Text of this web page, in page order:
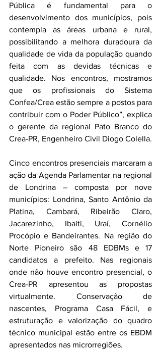
Pública é fundamental para o
desenvolvimento dos municípios, pois
contempla as áreas urbana e rural,
possibilitando a melhora duradoura da
qualidade de vida da população quando
feita com as devidas técnicas e
qualidade. Nos encontros, mostramos
que os profissionais do Sistema
Confea/Crea estão sempre a postos para
contribuir com o Poder Público”, explica
o gerente da regional Pato Branco do
Crea-PR, Engenheiro Civil Diogo Colella.
Cinco encontros presenciais marcaram a
ação da Agenda Parlamentar na regional
de Londrina – composta por nove
municípios: Londrina, Santo Antônio da
Platina, Cambará, Ribeirão Claro,
Jacarezinho, Ibaiti, Uraí, Cornélio
Procópio e Bandeirantes. Na região do
Norte Pioneiro são 48 EDBMs e 17
candidatos a prefeito. Nas regionais
onde não houve encontro presencial, o
Crea-PR apresentou as propostas
virtualmente. Conservação de
nascentes, Programa Casa Fácil, e
estruturação e valorização do quadro
técnico municipal estão entre os EBDM
apresentados nas microrregiões.